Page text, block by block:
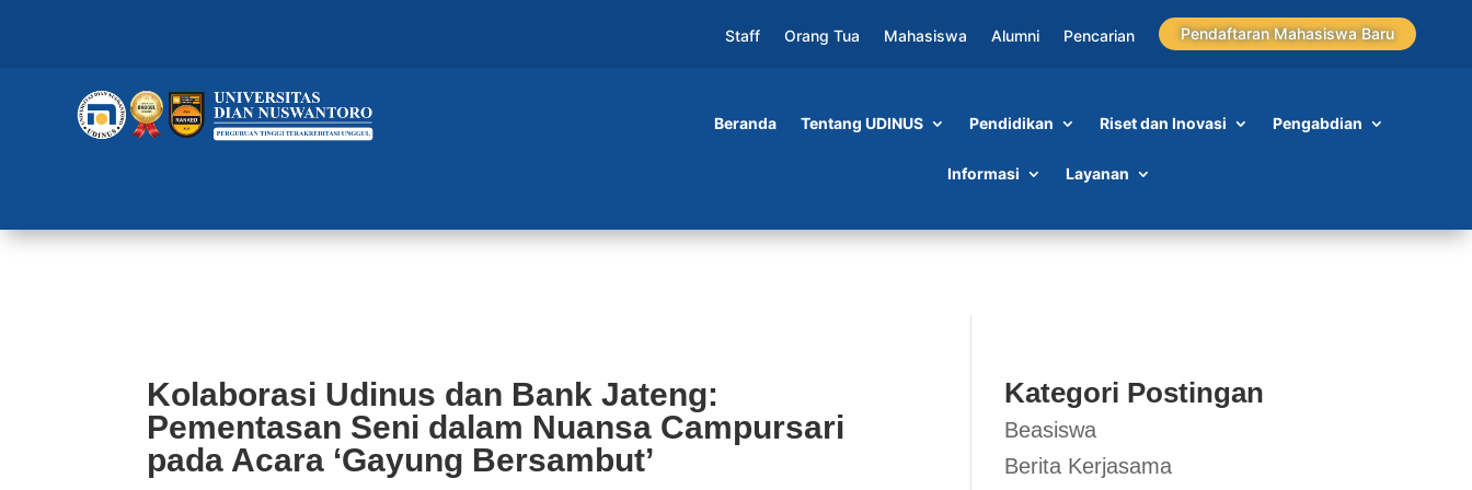
Staff Orang Tua Mahasiswa Alumni Pencarian Pendaftaran Mahasiswa Baru
Beranda Tentang UDINUS Pendidikan Riset dan Inovasi Pengabdian
Informasi Layanan
Kolaborasi Udinus dan Bank Jateng:
Pementasan Seni dalam Nuansa Campursari
pada Acara ‘Gayung Bersambut’
Kategori Postingan
Beasiswa
Berita Kerjasama